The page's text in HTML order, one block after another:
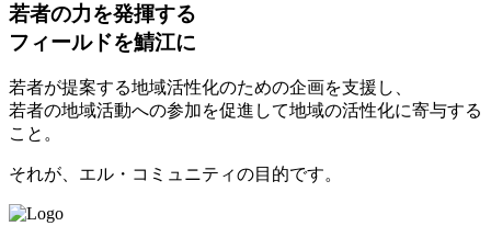
若者の力を発揮する
フィールドを鯖江に
若者が提案する地域活性化のための企画を支援し、
若者の地域活動への参加を促進して地域の活性化に寄与する
こと。
それが、エル・コミュニティの目的です。